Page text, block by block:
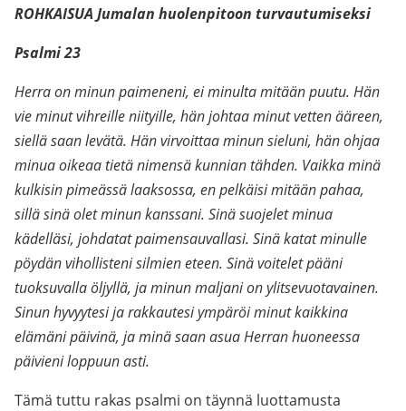
ROHKAISUA Jumalan huolenpitoon turvautumiseksi
Psalmi 23
Herra on minun paimeneni, ei minulta mitään puutu. Hän
vie minut vihreille niityille, hän johtaa minut vetten ääreen,
siellä saan levätä. Hän virvoittaa minun sieluni, hän ohjaa
minua oikeaa tietä nimensä kunnian tähden. Vaikka minä
kulkisin pimeässä laaksossa, en pelkäisi mitään pahaa,
sillä sinä olet minun kanssani. Sinä suojelet minua
kädelläsi, johdatat paimensauvallasi. Sinä katat minulle
pöydän vihollisteni silmien eteen. Sinä voitelet pääni
tuoksuvalla öljyllä, ja minun maljani on ylitsevuotavainen.
Sinun hyvyytesi ja rakkautesi ympäröi minut kaikkina
elämäni päivinä, ja minä saan asua Herran huoneessa
päivieni loppuun asti.
Tämä tuttu rakas psalmi on täynnä luottamusta